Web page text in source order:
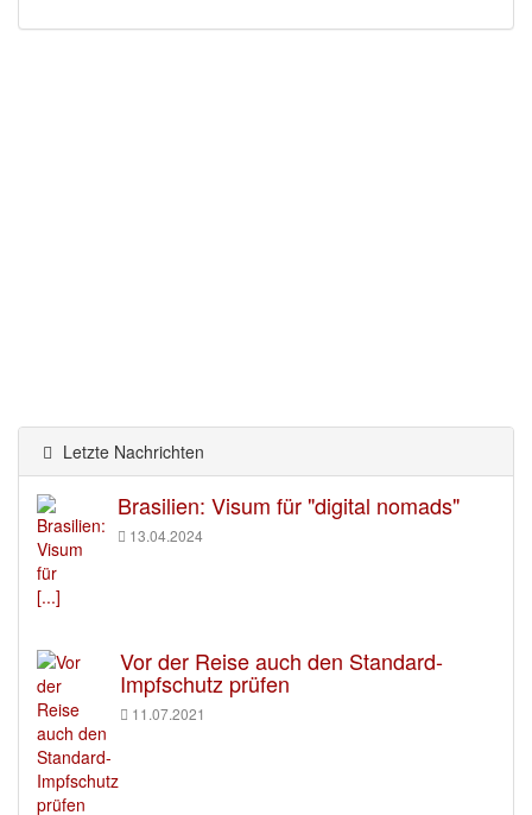
Letzte Nachrichten
Brasilien: Visum für "digital nomads"
13.04.2024
[...]
Vor der Reise auch den Standard-
Impfschutz prüfen
11.07.2021